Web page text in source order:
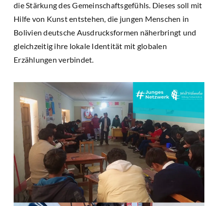
die Stärkung des Gemeinschaftsgefühls. Dieses soll mit
Hilfe von Kunst entstehen, die jungen Menschen in
Bolivien deutsche Ausdrucksformen näherbringt und
gleichzeitig ihre lokale Identität mit globalen
Erzählungen verbindet.